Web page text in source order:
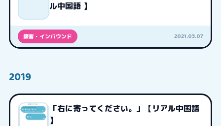
ル中国語 】
接客・インバウンド 2021.03.07
2019
「右に寄ってください。」【リアル中国語
】